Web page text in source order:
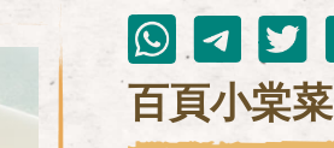
百頁小棠菜